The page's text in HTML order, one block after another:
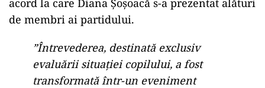
acord la care Diana Șoșoacă s-a prezentat alături
de membri ai partidului.
”Întrevederea, destinată exclusiv
evaluării situației copilului, a fost
transformată într-un eveniment